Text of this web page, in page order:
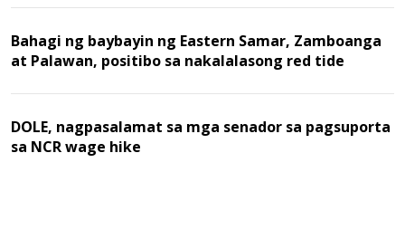
Bahagi ng baybayin ng Eastern Samar, Zamboanga
at Palawan, positibo sa nakalalasong red tide
DOLE, nagpasalamat sa mga senador sa pagsuporta
sa NCR wage hike